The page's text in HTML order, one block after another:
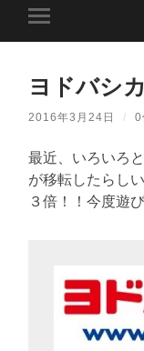
バ
メ
ュ
切
り
替
え
ヨドバシ
2016年3月24日 / 0
最近、いろいろ
が移転したらし
３倍！！今度遊